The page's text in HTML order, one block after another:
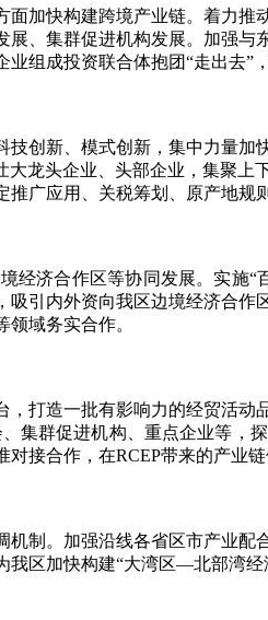
快构建跨境产业链。着力推
、集群促进机构发展。加强
组成投资联合体抱团“走出去”
新、模式创新，集中力量加
龙头企业、头部企业，集聚
广应用、关税筹划、原产地规
济合作区等协同发展。实施“
引内外资向我区边境经济合
域务实合作。
造一批有影响力的经贸活动
、集群促进机构、重点企业等
接合作，在RCEP带来的产业
。加强沿线各省区市产业配
区加快构建“大湾区—北部湾